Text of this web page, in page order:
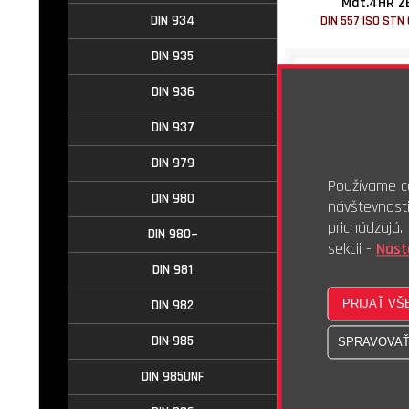
DIN 934
DIN 935
DIN 936
DIN 937
DIN 979
DIN 980
DIN 980~
DIN 981
DIN 982
DIN 985
DIN 985UNF
DIN 557 ISO
Dodanie do 2
12,16 €s
9,88 €
100ks
Používame
sekcii -